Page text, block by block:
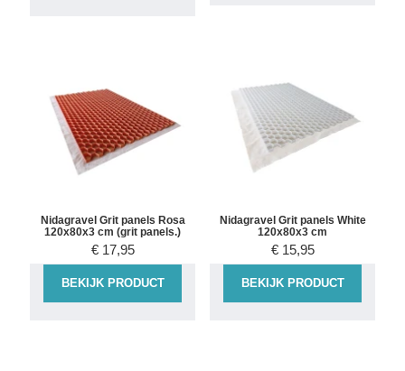
Nidagravel Grit panels Rosa
120x80x3 cm (grit panels.)
€ 17,95
BEKIJK PRODUCT
Nidagravel Grit panels White
120x80x3 cm
€ 15,95
BEKIJK PRODUCT